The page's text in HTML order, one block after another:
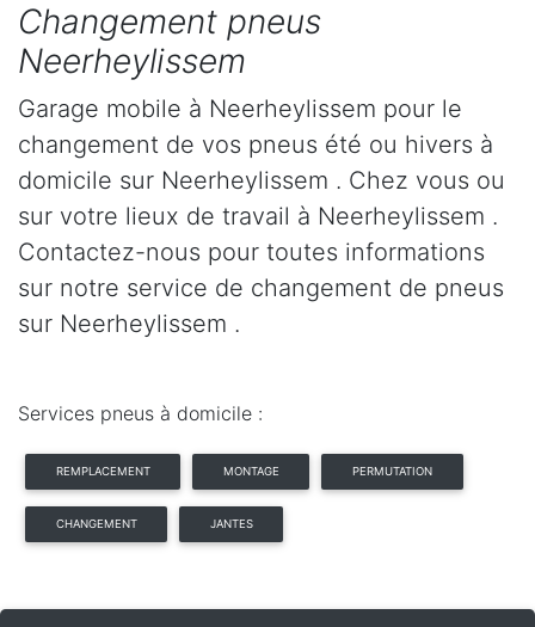
Changement pneus
Neerheylissem
Garage mobile à Neerheylissem pour le
changement de vos pneus été ou hivers à
domicile sur Neerheylissem . Chez vous ou
sur votre lieux de travail à Neerheylissem .
Contactez-nous pour toutes informations
sur notre service de changement de pneus
sur Neerheylissem .
Services pneus à domicile :
REMPLACEMENT MONTAGE PERMUTATION
CHANGEMENT JANTES